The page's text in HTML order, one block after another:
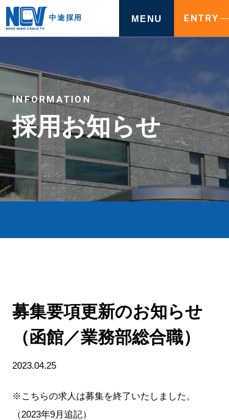
中途採用 MENU ENTRY
INFORMATION
採用お知らせ
募集要項更新のお知らせ
（函館／業務部総合職）
2023.04.25
※こちらの求人は募集を終了いたしました。
（2023年9月追記）